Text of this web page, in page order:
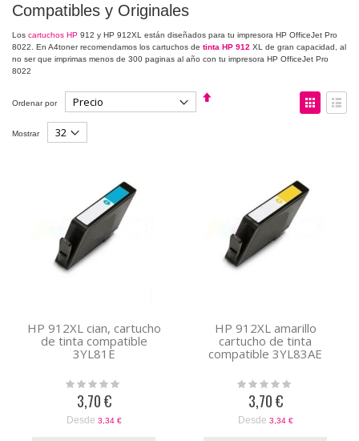
Compatibles y Originales
Los cartuchos HP 912 y HP 912XL están diseñados para tu impresora HP OfficeJet Pro
8022. En A4toner recomendamos los cartuchos de tinta HP 912 XL de gran capacidad, al
no ser que imprimas menos de 300 paginas al año con tu impresora HP OfficeJet Pro
8022
Ordenar por
Fijar
Ver
como
Mostrar
HP 912XL cian, cartucho
de tinta compatible
3YL81E
Rating:
3,70 €
Desde 3,34 €
HP 912XL amarillo
cartucho de tinta
compatible 3YL83AE
Rating:
3,70 €
Desde 3,34 €